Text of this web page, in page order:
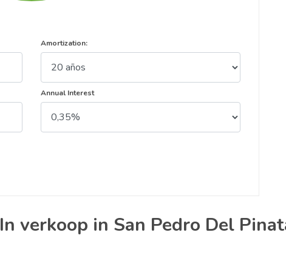
Amortization:
Annual Interest
In verkoop in San Pedro Del